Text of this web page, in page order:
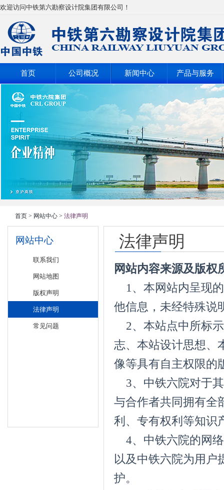
欢迎访问中铁第六勘察设计院集团有限公司！
首页 公司概况 新闻中心 产品与服务
首页 > 网站中心 > 法律声明
网站中心
联系我们
网站地图
版权声明
法律声明
常见问题
法律声明
网站内容来源及版权
1、本网站内呈现
他信息，未经特殊说
2、本站点中所标示
志、本站设计思想、
像等具有自主权限的
3、中铁六院对于
与合作者共同拥有全
利、专有权利等知识
4、中铁六院的网
以及中铁六院为用户
护。